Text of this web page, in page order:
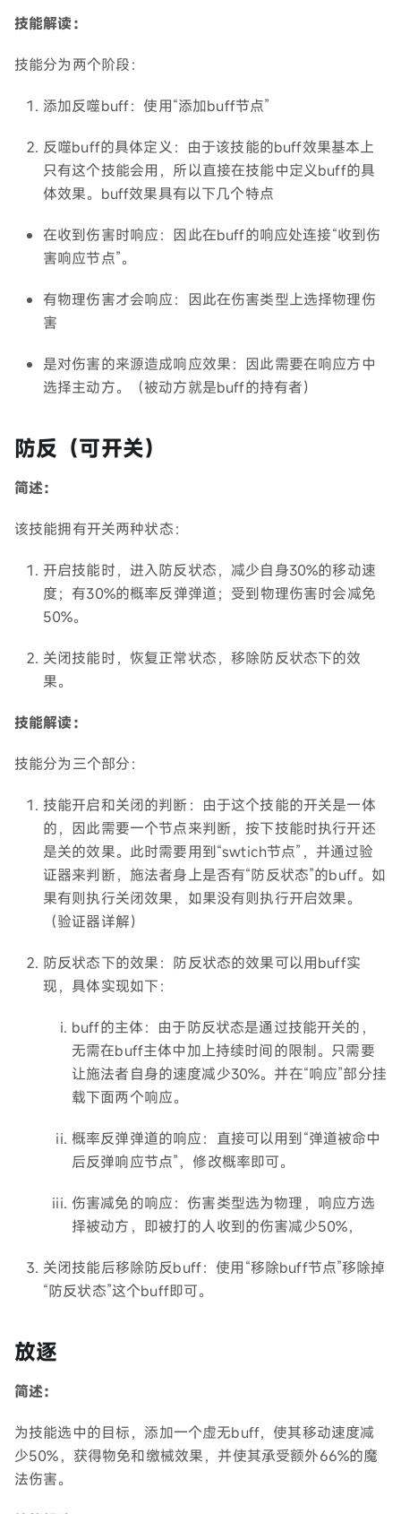
技能解读：
技能分为两个阶段：
添加反噬buff：使用“添加buff节点”
反噬buff的具体定义：由于该技能的buff效果基本上
只有这个技能会用，所以直接在技能中定义buff的具
体效果。buff效果具有以下几个特点
在收到伤害时响应：因此在buff的响应处连接“收到伤
害响应节点”。
有物理伤害才会响应：因此在伤害类型上选择物理伤
害
是对伤害的来源造成响应效果：因此需要在响应方中
选择主动方。（被动方就是buff的持有者）
防反（可开关）
简述：
该技能拥有开关两种状态：
开启技能时，进入防反状态，减少自身30%的移动速
度；有30%的概率反弹弹道；受到物理伤害时会减免
50%。
关闭技能时，恢复正常状态，移除防反状态下的效
果。
技能解读：
技能分为三个部分：
技能开启和关闭的判断：由于这个技能的开关是一体
的，因此需要一个节点来判断，按下技能时执行开还
是关的效果。此时需要用到“swtich节点”，并通过验
证器来判断，施法者身上是否有“防反状态”的buff。如
果有则执行关闭效果，如果没有则执行开启效果。
（验证器详解）
防反状态下的效果：防反状态的效果可以用buff实
现，具体实现如下：
buff的主体：由于防反状态是通过技能开关的，
无需在buff主体中加上持续时间的限制。只需要
让施法者自身的速度减少30%。并在“响应”部分挂
载下面两个响应。
概率反弹弹道的响应：直接可以用到“弹道被命中
后反弹响应节点”，修改概率即可。
伤害减免的响应：伤害类型选为物理，响应方选
择被动方，即被打的人收到的伤害减少50%，
关闭技能后移除防反buff：使用“移除buff节点”移除掉
“防反状态”这个buff即可。
放逐
简述：
为技能选中的目标，添加一个虚无buff，使其移动速度减
少50%，获得物免和缴械效果，并使其承受额外66%的魔
法伤害。